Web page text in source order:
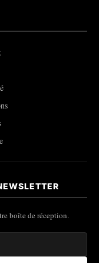
boîte de réception.